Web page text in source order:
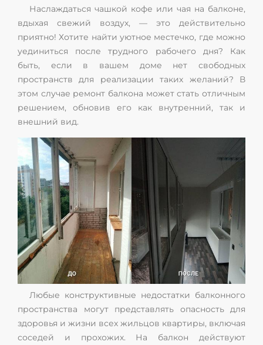
Наслаждаться чашкой кофе или чая на балконе,
вдыхая свежий воздух, — это действительно
приятно! Хотите найти уютное местечко, где можно
уединиться после трудного рабочего дня? Как
быть, если в вашем доме нет свободных
пространств для реализации таких желаний? В
этом случае ремонт балкона может стать отличным
решением, обновив его как внутренний, так и
внешний вид.
Любые конструктивные недостатки балконного
пространства могут представлять опасность для
здоровья и жизни всех жильцов квартиры, включая
соседей и прохожих. На балкон действуют